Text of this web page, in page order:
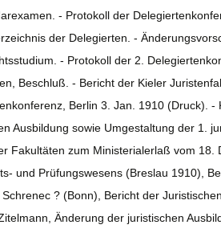
- Protokoll der
der Delegierten. -
- Protokoll der 2.
Beschluß. - Bericht der Kieler
Berlin 3. Jan. 1910 (Druck).
Ausbildung sowie Umgestaltung der 1.
Fakultäten zum Ministerialerlaß vom
und Prüfungswesens (Breslau 1910),
? (Bonn), Bericht der
Änderung der juristischen